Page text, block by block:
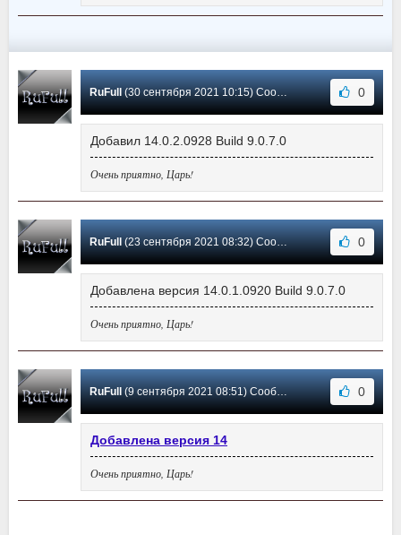
RuFull (30 сентября 2021 10:15) Сообщение #92 0
Добавил 14.0.2.0928 Build 9.0.7.0
Очень приятно, Царь!
RuFull (23 сентября 2021 08:32) Сообщение #91 0
Добавлена версия 14.0.1.0920 Build 9.0.7.0
Очень приятно, Царь!
RuFull (9 сентября 2021 08:51) Сообщение #90 0
Добавлена версия 14
Очень приятно, Царь!